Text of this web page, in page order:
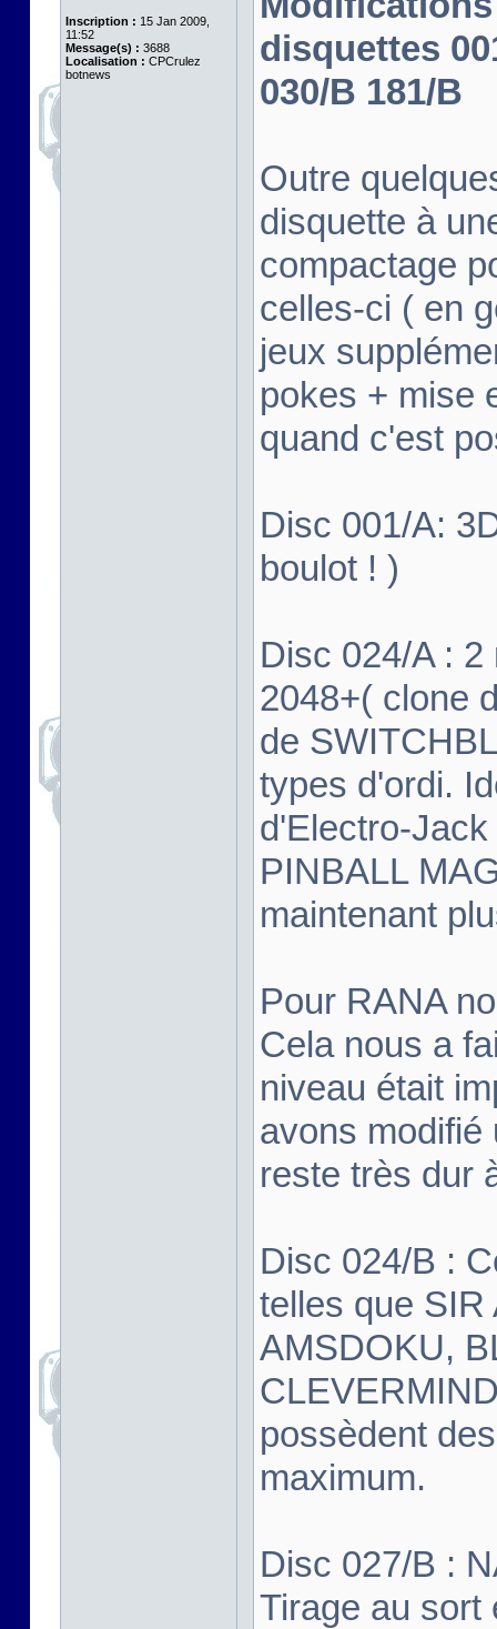
Inscription : 15 Jan 2009,
11:52
Message(s) : 3688
Localisation : CPCrulez
botnews
disquettes
030/B 181/B
Outre
disquette à
compactage
celles-ci ( en
jeux
pokes + mise
quand c'est
Disc 001/A:
boulot ! )
Disc 024/A :
2048+( clone
de
types d'ordi.
d'Electro-
PINBALL
maintenant
Pour RANA
Cela nous a
niveau était
avons modifié
reste très dur
Disc 024/B :
telles que
AMSDOKU,
possèdent
maximum.
Disc 027/B :
Tirage au sort